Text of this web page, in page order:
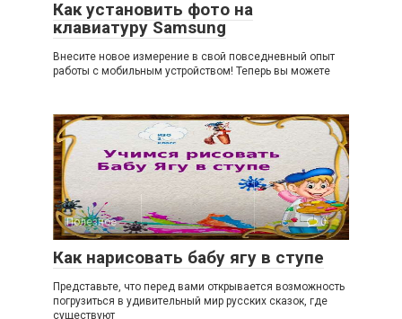
Как установить фото на
клавиатуру Samsung
Внесите новое измерение в свой повседневный опыт
работы с мобильным устройством! Теперь вы можете
Полезное 0
Как нарисовать бабу ягу в ступе
Представьте, что перед вами открывается возможность
погрузиться в удивительный мир русских сказок, где
существуют